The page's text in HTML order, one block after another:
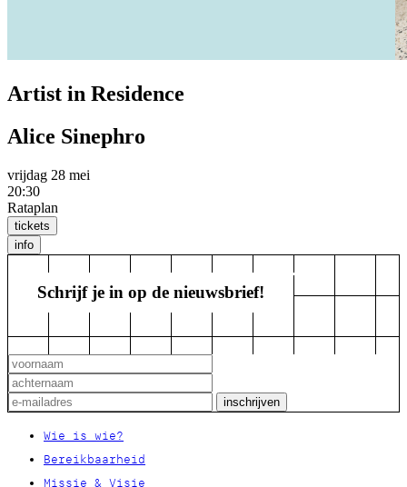
Artist in Residence
Alice Sinephro
vrijdag 28 mei
20:30
Rataplan
tickets
info
Schrijf je in op de nieuwsbrief!
Wie is wie?
Bereikbaarheid
Missie & Visie